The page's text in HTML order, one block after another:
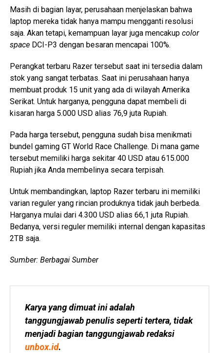
Masih di bagian layar, perusahaan menjelaskan bahwa
laptop mereka tidak hanya mampu mengganti resolusi
saja. Akan tetapi, kemampuan layar juga mencakup color
space DCI-P3 dengan besaran mencapai 100%.
Perangkat terbaru Razer tersebut saat ini tersedia dalam
stok yang sangat terbatas. Saat ini perusahaan hanya
membuat produk 15 unit yang ada di wilayah Amerika
Serikat. Untuk harganya, pengguna dapat membeli di
kisaran harga 5.000 USD alias 76,9 juta Rupiah.
Pada harga tersebut, pengguna sudah bisa menikmati
bundel gaming GT World Race Challenge. Di mana game
tersebut memiliki harga sekitar 40 USD atau 615.000
Rupiah jika Anda membelinya secara terpisah.
Untuk membandingkan, laptop Razer terbaru ini memiliki
varian reguler yang rincian produknya tidak jauh berbeda.
Harganya mulai dari 4.300 USD alias 66,1 juta Rupiah.
Bedanya, versi reguler memiliki internal dengan kapasitas
2TB saja.
Sumber: Berbagai Sumber
Karya yang dimuat ini adalah
tanggungjawab penulis seperti tertera, tidak
unbox.id.